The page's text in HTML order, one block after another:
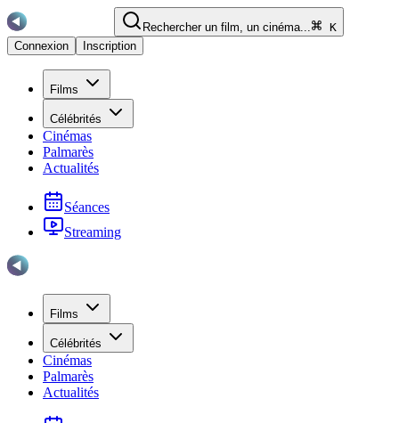
Rechercher un film, un cinéma...
K
Connexion
Inscription
Films
Célébrités
Cinémas
Palmarès
Actualités
Séances
Streaming
Films
Célébrités
Cinémas
Palmarès
Actualités